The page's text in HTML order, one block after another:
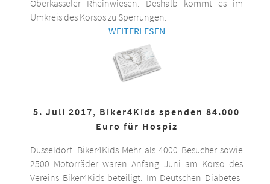
Oberkasseler Rheinwiesen. Deshalb kommt es im
Umkreis des Korsos zu Sperrungen.
WEITERLESEN
5. Juli 2017, Biker4Kids spenden 84.000
Euro für Hospiz
Düsseldorf. Biker4Kids Mehr als 4000 Besucher sowie
2500 Motorräder waren Anfang Juni am Korso des
Vereins Biker4Kids beteiligt. Im Deutschen Diabetes-